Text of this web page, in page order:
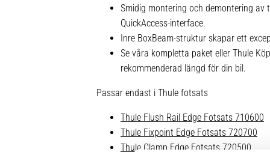
Smidig montering och demontering av
QuickAccess-interface.
Inre BoxBeam-struktur skapar ett
Se våra kompletta paket eller Thule
rekommenderad längd för din bil.
Passar endast i Thule fotsats
Thule Flush Rail Edge Fotsats 710600
Thule Fixpoint Edge Fotsats 720700
Thule Clamp Edge Fotsats 720500